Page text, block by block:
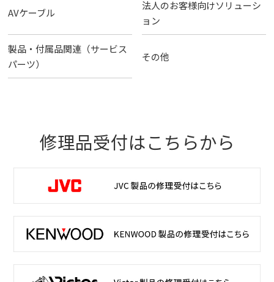
AVケーブル
法人のお客様向けソリューシ
ョン
製品・付属品関連（サービス
パーツ）
その他
修理品受付はこちらから